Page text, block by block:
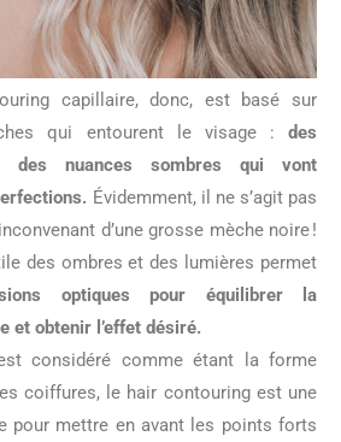
capillaire, donc, est basé sur
qui entourent le visage : des
des nuances sombres qui vont
Évidemment, il ne s’agit pas
d’une grosse mèche noire !
des ombres et des lumières permet
optiques pour équilibrer la
et obtenir l’effet désiré.
considéré comme étant la forme
coiffures, le hair contouring est une
pour mettre en avant les points forts